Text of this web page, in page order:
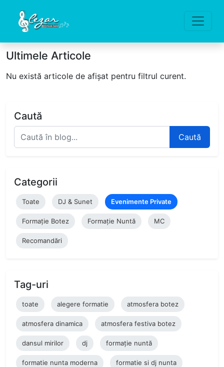
Ultimele Articole
Nu există articole de afișat pentru filtrul curent.
Caută
Caută
Categorii
Toate DJ & Sunet Evenimente Private
Formație Botez Formație Nuntă MC
Recomandări
Tag-uri
toate alegere formatie atmosfera botez
atmosfera dinamica atmosfera festiva botez
dansul mirilor dj formație nuntă
formatie nunta moderna formatie si dj nunta